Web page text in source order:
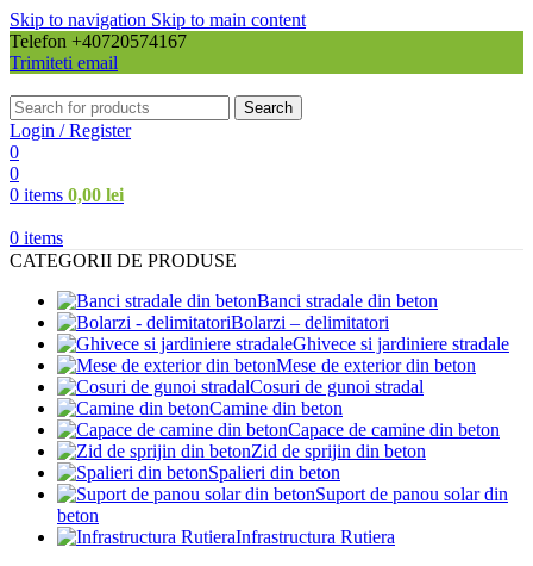
Skip to navigation Skip to main content
Telefon +40720574167
Trimiteti email
Search
Login / Register
0
0
0 items 0,00 lei
0 items
CATEGORII DE PRODUSE
Banci stradale din beton
Bolarzi – delimitatori
Ghivece si jardiniere stradale
Mese de exterior din beton
Cosuri de gunoi stradal
Camine din beton
Capace de camine din beton
Zid de sprijin din beton
Spalieri din beton
Suport de panou solar din
beton
Infrastructura Rutiera